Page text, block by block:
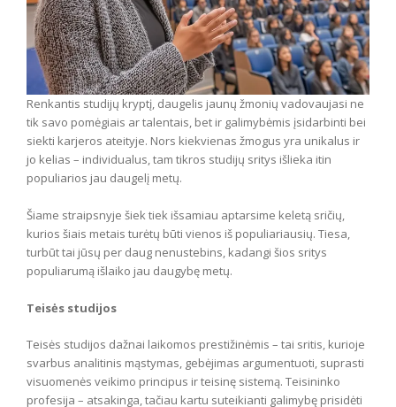
Renkantis studijų kryptį, daugelis jaunų žmonių vadovaujasi ne
tik savo pomėgiais ar talentais, bet ir galimybėmis įsidarbinti bei
siekti karjeros ateityje. Nors kiekvienas žmogus yra unikalus ir
jo kelias – individualus, tam tikros studijų sritys išlieka itin
populiarios jau daugelį metų.
Šiame straipsnyje šiek tiek išsamiau aptarsime keletą sričių,
kurios šiais metais turėtų būti vienos iš populiariausių. Tiesa,
turbūt tai jūsų per daug nenustebins, kadangi šios sritys
populiarumą išlaiko jau daugybę metų.
Teisės studijos
Teisės studijos dažnai laikomos prestižinėmis – tai sritis, kurioje
svarbus analitinis mąstymas, gebėjimas argumentuoti, suprasti
visuomenės veikimo principus ir teisinę sistemą. Teisininko
profesija – atsakinga, tačiau kartu suteikianti galimybę prisidėti